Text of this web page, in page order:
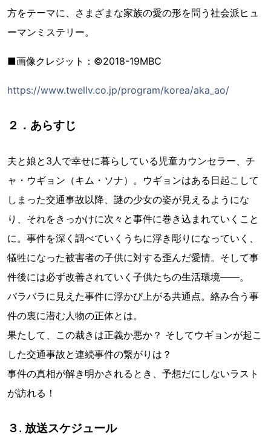
方をテーマに、さまざまな家族の愛の形を問う社会派ヒュ
ーマンミステリー。
■画像クレジット：©2018-19MBC
https://www.twellv.co.jp/program/korea/aka_ao/
２．あらすじ
夫と娘と3人で幸せに暮らしている児童カウンセラー、チ
ャ・ウギョン（キム・ソナ）。ウギョンはある日起こして
しまった交通事故以降、謎の少女の姿が見えるようにな
り、それをきっかけに次々と事件に巻き込まれていくこと
に。事件を深く調べていくうちに浮き彫りになっていく、
犠牲になった被害者の子供に対する歪んだ愛情。そして事
件後には必ず改善されていく子供たちの生活環境――。
バラバラに見えた事件に浮かび上がる共通点。絡み合う事
件の裏に潜む人物の正体とは。
果たして、この裁きは正義か悪か？ そしてウギョンが起こ
した交通事故と連続事件の繋がりは？
事件の真相が解き明かされるとき、予想だにしないラスト
が訪れる！
３. 放送スケジュール